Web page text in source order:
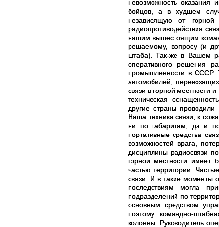
невозможность
бойцов, а в худшем
независящую от горной
радиопротиводействия
нашим вышестоящим
решаемому, вопросу (и
штаба). Так-же в Вашем
оперативного решения
промышленности в СССР.
автомобилей,
связи в горной местности
техническая
другие страны проводили
Наша техника связи, к
ни по габаритам, да и
портативные средства
возможностей врага,
дисциплины радиосвязи
горной местности имеет
частью территории.
связи. И в такие моменты
последствиям могла
подразделений по
основным средством
поэтому командно-
колонны. Руководитель